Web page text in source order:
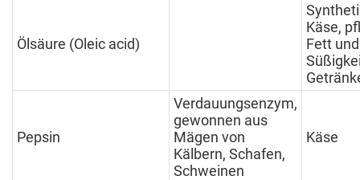
Ölsäure (Oleic acid)
Käse,
Fett
Pepsin
Verdauungsenzym,
gewonnen aus
Mägen von
Kälbern, Schafen,
Schweinen
Käse